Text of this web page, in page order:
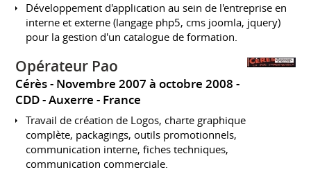
Développement d'application au sein de l'entreprise en
interne et externe (langage php5, cms joomla, jquery)
pour la gestion d'un catalogue de formation.
Opérateur Pao
Cérès
Novembre 2007 à octobre 2008
CDD
Auxerre France
Travail de création de Logos, charte graphique
complète, packagings, outils promotionnels,
communication interne, fiches techniques,
communication commerciale.